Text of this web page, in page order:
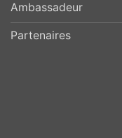
Ambassadeur
Partenaires